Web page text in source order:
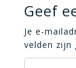
Geef
Je e-
velden zijn